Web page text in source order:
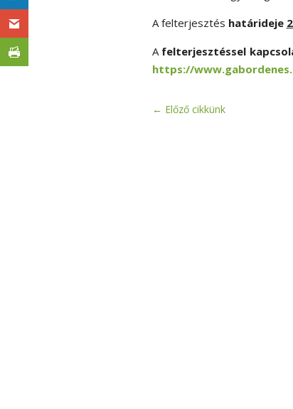
A felterjesztés határideje
A felterjesztéssel
https://
← Előző cikkünk